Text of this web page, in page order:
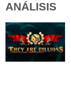
ANÁLISIS